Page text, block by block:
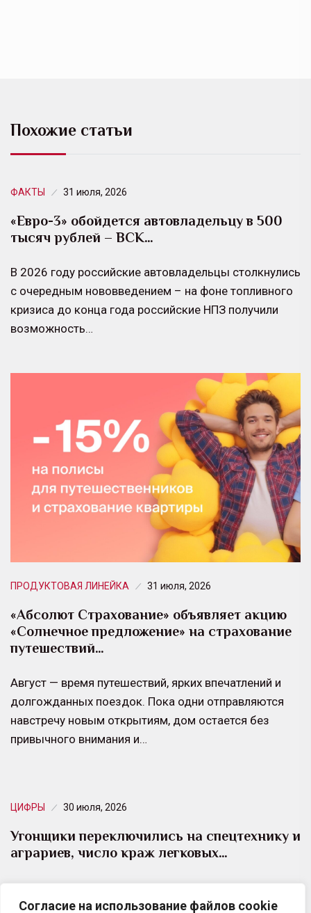
Согласие на использование файлов cookie
Похожие статьи
ФАКТЫ 31 июля, 2026
«Евро-3» обойдется автовладельцу в 500
тысяч рублей – ВСК…
В 2026 году российские автовладельцы столкнулись
с очередным нововведением – на фоне топливного
кризиса до конца года российские НПЗ получили
возможность…
ПРОДУКТОВАЯ ЛИНЕЙКА 31 июля, 2026
«Абсолют Страхование» объявляет акцию
«Солнечное предложение» на страхование
путешествий…
Август — время путешествий, ярких впечатлений и
долгожданных поездок. Пока одни отправляются
навстречу новым открытиям, дом остается без
привычного внимания и…
ЦИФРЫ 30 июля, 2026
Угонщики переключились на спецтехнику и
аграриев, число краж легковых…
По итогам первого полугодия 2026 года в России
число угонов снизилось примерно на 40% по